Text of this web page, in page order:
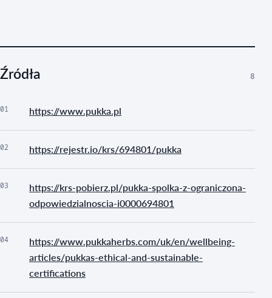
Źródła 8
01 https://www.pukka.pl
02 https://rejestr.io/krs/694801/pukka
03
https://krs-pobierz.pl/pukka-spolka-z-ograniczona-
odpowiedzialnoscia-i0000694801
04
https://www.pukkaherbs.com/uk/en/wellbeing-
articles/pukkas-ethical-and-sustainable-
certifications